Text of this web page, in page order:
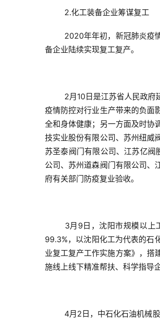
2.化工装备企业筹谋复工
2020年年初，新冠肺炎疫
备企业陆续实现复工复产。
2月10日是江苏省人民政府
疫情防控对行业生产带来的负面
全和身体健康；另一方面及时协
技实业股份有限公司、苏州纽威
苏圣泰阀门有限公司、江苏亿阀
公司、苏州道森阀门有限公司、
府有关部门防疫复业验收。
3月9日，沈阳市规模以上
99.3%，以沈阳化工为代表的石
业复工复产工作实施方案》，搭
施线上线下精准帮扶、科学指导
4月2日，中石化石油机械